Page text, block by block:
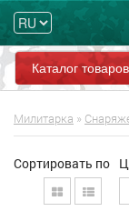
Каталог товаров
Милитарка »
Сортировать по